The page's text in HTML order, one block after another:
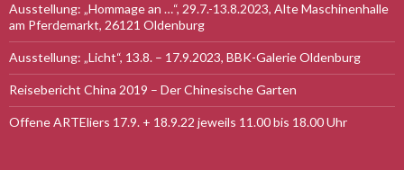
Ausstellung: „Hommage an …“, 29.7.-13.8.2023, Alte Maschinenhalle
am Pferdemarkt, 26121 Oldenburg
Ausstellung: „Licht“, 13.8. – 17.9.2023, BBK-Galerie Oldenburg
Reisebericht China 2019 – Der Chinesische Garten
Offene ARTEliers 17.9. + 18.9.22 jeweils 11.00 bis 18.00 Uhr